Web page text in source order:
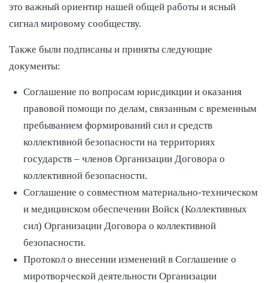
это важный ориентир нашей общей работы и ясный
сигнал мировому сообществу.
Также были подписаны и приняты следующие
документы:
Соглашение по вопросам юрисдикции и оказания
правовой помощи по делам, связанным с временным
пребыванием формирований сил и средств
коллективной безопасности на территориях
государств – членов Организации Договора о
коллективной безопасности.
Соглашение о совместном материально-техническом
и медицинском обеспечении Войск (Коллективных
сил) Организации Договора о коллективной
безопасности.
Протокол о внесении изменений в Соглашение о
миротворческой деятельности Организации